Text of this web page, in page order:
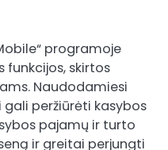
programoje
skirtos
Naudodamiesi
peržiūrėti kasybos
pajamų ir turto
ir greitai perjungti